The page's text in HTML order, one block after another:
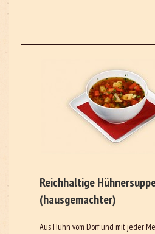
Reichhaltige
(hausgemachter)
Aus Huhn vom Dorf und mit jeder